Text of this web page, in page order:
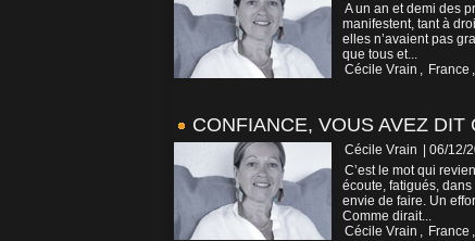
A un an et demi des
manifestent, tant à
elles n’avaient pas
que tous et...
Cécile Vrain , France ,
CONFIANCE, VOUS AVEZ DIT
Cécile Vrain | 06/12/
C’est le mot qui
écoute, fatigués,
envie de faire. Un
Comme dirait...
Cécile Vrain , France ,